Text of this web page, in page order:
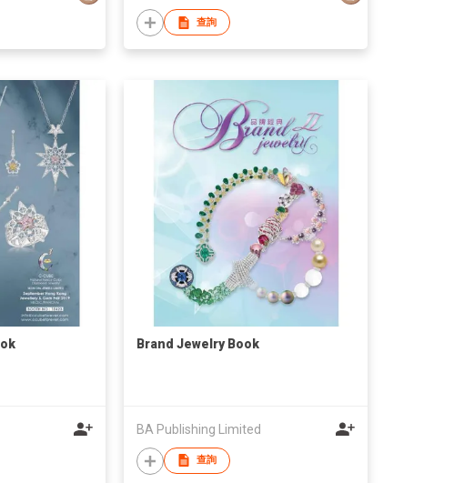
查詢
Brand Jewelry Book
BA Publishing Limited
查詢